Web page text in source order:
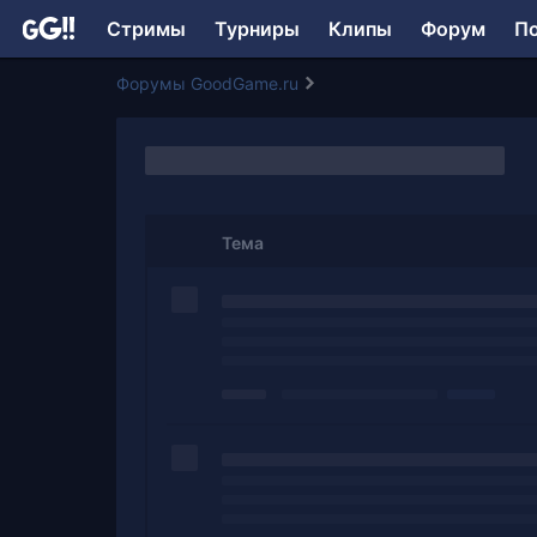
Стримы Турниры Клипы Форум
Форумы GoodGame.ru
Тема